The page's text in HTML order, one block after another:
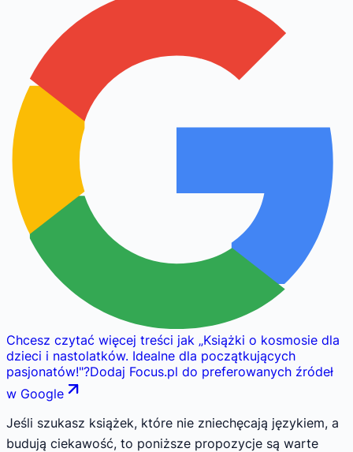
Chcesz czytać więcej treści jak „Książki o kosmosie dla
dzieci i nastolatków. Idealne dla początkujących
pasjonatów!"?Dodaj Focus.pl do preferowanych źródeł
w Google
Jeśli szukasz książek, które nie zniechęcają językiem, a
budują ciekawość, to poniższe propozycje są warte